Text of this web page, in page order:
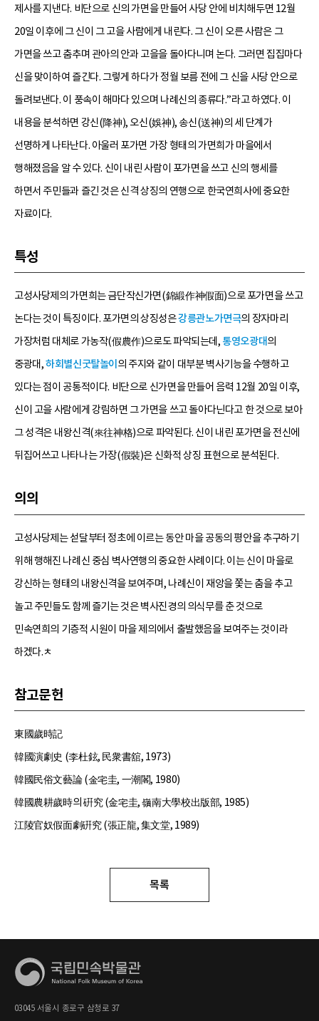
제사를 지낸다. 비단으로 신의 가면을 만들어 사당 안에 비치해두면 12월
20일 이후에 그 신이 그 고을 사람에게 내린다. 그 신이 오른 사람은 그
가면을 쓰고 춤추며 관아의 안과 고을을 돌아다니며 논다. 그러면 집집마다
신을 맞이하여 즐긴다. 그렇게 하다가 정월 보름 전에 그 신을 사당 안으로
돌려보낸다. 이 풍속이 해마다 있으며 나례신의 종류다.”라고 하였다. 이
내용을 분석하면 강신(降神), 오신(娛神), 송신(送神)의 세 단계가
선명하게 나타난다. 아울러 포가면 가장 형태의 가면희가 마을에서
행해졌음을 알 수 있다. 신이 내린 사람이 포가면을 쓰고 신의 행세를
하면서 주민들과 즐긴 것은 신격 상징의 연행으로 한국연희사에 중요한
자료이다.
특성
고성사당제의 가면희는 금단작신가면(錦緞作神假面)으로 포가면을 쓰고
논다는 것이 특징이다. 포가면의 상징성은강릉관노가면극의 장자마리
가장처럼 대체로 가농작(假農作)으로도 파악되는데, 통영오광대의
중광대,하회별신굿탈놀이 의 주지와 같이 대부분 벽사기능을 수행하고
있다는 점이 공통적이다. 비단으로 신가면을 만들어 음력 12월 20일 이후,
신이 고을 사람에게 강림하면 그 가면을 쓰고 돌아다닌다고 한 것으로 보아
그 성격은 내왕신격(來往神格)으로 파악된다. 신이 내린 포가면을 전신에
뒤집어쓰고 나타나는 가장(假裝)은 신화적 상징 표현으로 분석된다.
의의
고성사당제는 섣달부터 정초에 이르는 동안 마을 공동의 평안을 추구하기
위해 행해진 나례신 중심 벽사연행의 중요한 사례이다. 이는 신이 마을로
강신하는 형태의 내왕신격을 보여주며, 나례신이 재앙을 쫓는 춤을 추고
놀고 주민들도 함께 즐기는 것은 벽사진경의 의식무를 춘 것으로
민속연희의 기층적 시원이 마을 제의에서 출발했음을 보여주는 것이라
하겠다.ㅊ
참고문헌
東國歲時記
韓國演劇史 (李杜鉉, 民衆書舘, 1973)
韓國民俗文藝論 (金宅圭, 一潮閣, 1980)
韓國農耕歲時의 硏究 (金宅圭, 嶺南大學校出版部, 1985)
江陵官奴假面劇硏究 (張正龍, 集文堂, 1989)
목록
03045 서울시 종로구 삼청로 37